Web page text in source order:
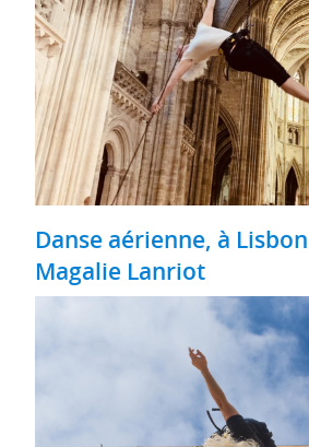
Danse aérienne, à
Magalie Lanriot